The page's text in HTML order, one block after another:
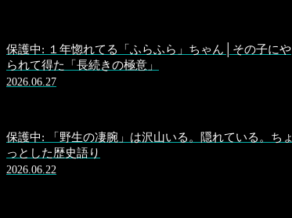
保護中: １年惚れてる「ふらふら」ちゃん│その子にや
られて得た「長続きの極意」
2026.06.27
保護中: 「野生の凄腕」は沢山いる。隠れている。ちょ
っとした歴史語り
2026.06.22